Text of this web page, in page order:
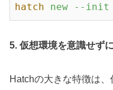
hatch new --init
5. 仮想環境を意識せず
Hatchの大きな特徴は